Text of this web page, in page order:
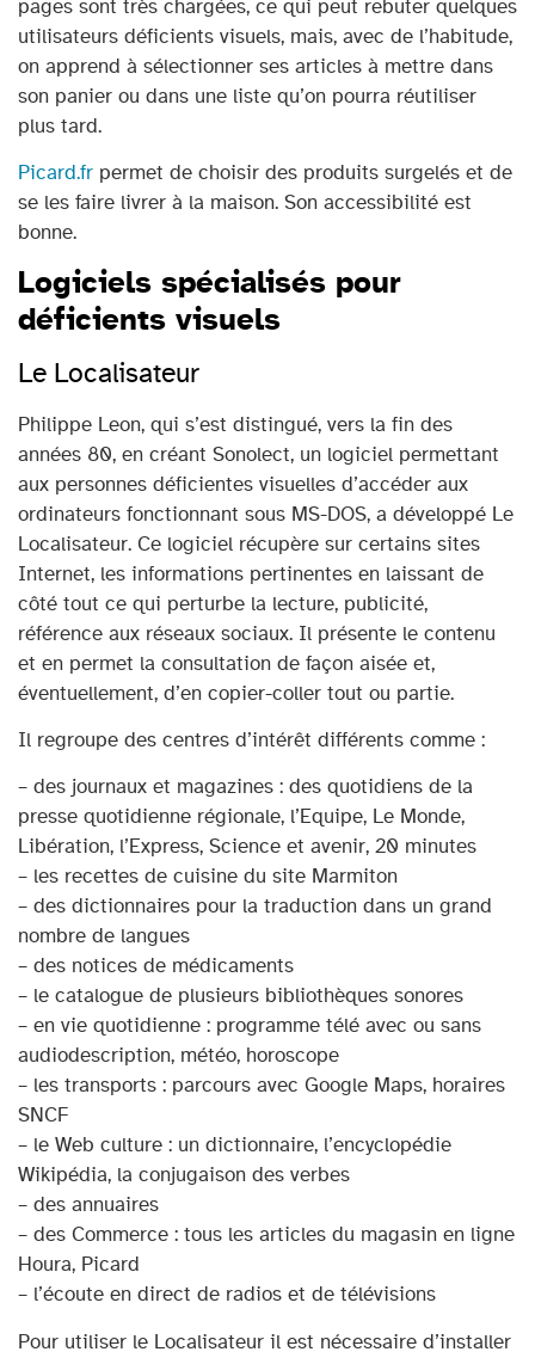
pages sont très chargées, ce qui peut rebuter quelques
utilisateurs déficients visuels, mais, avec de l’habitude,
on apprend à sélectionner ses articles à mettre dans
son panier ou dans une liste qu’on pourra réutiliser
plus tard.
Picard.fr permet de choisir des produits surgelés et de
se les faire livrer à la maison. Son accessibilité est
bonne.
Logiciels spécialisés pour
déficients visuels
Le Localisateur
Philippe Leon, qui s’est distingué, vers la fin des
années 80, en créant Sonolect, un logiciel permettant
aux personnes déficientes visuelles d’accéder aux
ordinateurs fonctionnant sous MS-DOS, a développé Le
Localisateur. Ce logiciel récupère sur certains sites
Internet, les informations pertinentes en laissant de
côté tout ce qui perturbe la lecture, publicité,
référence aux réseaux sociaux. Il présente le contenu
et en permet la consultation de façon aisée et,
éventuellement, d’en copier-coller tout ou partie.
Il regroupe des centres d’intérêt différents comme :
– des journaux et magazines : des quotidiens de la
presse quotidienne régionale, l’Equipe, Le Monde,
Libération, l’Express, Science et avenir, 20 minutes
– les recettes de cuisine du site Marmiton
– des dictionnaires pour la traduction dans un grand
nombre de langues
– des notices de médicaments
– le catalogue de plusieurs bibliothèques sonores
– en vie quotidienne : programme télé avec ou sans
audiodescription, météo, horoscope
– les transports : parcours avec Google Maps, horaires
SNCF
– le Web culture : un dictionnaire, l’encyclopédie
Wikipédia, la conjugaison des verbes
– des annuaires
– des Commerce : tous les articles du magasin en ligne
Houra, Picard
– l’écoute en direct de radios et de télévisions
Pour utiliser le Localisateur il est nécessaire d’installer